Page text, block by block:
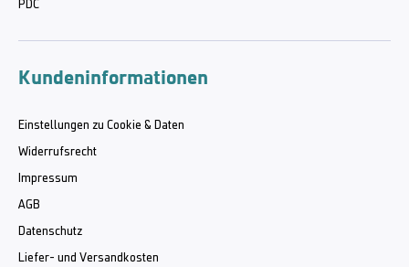
PDC
Kundeninformationen
Einstellungen zu Cookie & Daten
Widerrufsrecht
Impressum
AGB
Datenschutz
Liefer- und Versandkosten